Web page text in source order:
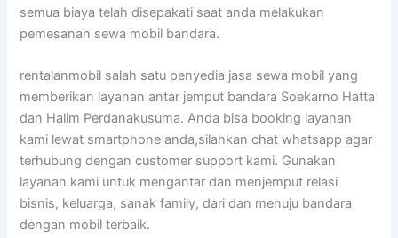
semua biaya telah disepakati saat anda melakukan
pemesanan sewa mobil bandara.
rentalanmobil salah satu penyedia jasa sewa mobil yang
memberikan layanan antar jemput bandara Soekarno Hatta
dan Halim Perdanakusuma. Anda bisa booking layanan
kami lewat smartphone anda,silahkan chat whatsapp agar
terhubung dengan customer support kami. Gunakan
layanan kami untuk mengantar dan menjemput relasi
bisnis, keluarga, sanak family, dari dan menuju bandara
dengan mobil terbaik.